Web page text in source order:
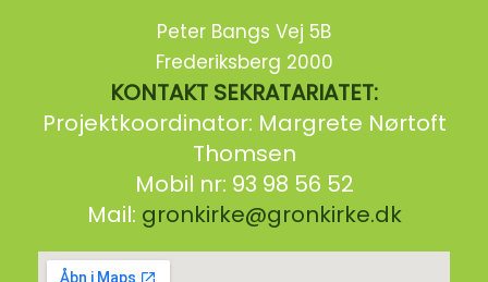
Peter Bangs Vej 5B
Frederiksberg 2000
KONTAKT SEKRATARIATET:
Projektkoordinator: Margrete Nørtoft
Thomsen
Mobil nr: 93 98 56 52
Mail: gronkirke@gronkirke.dk